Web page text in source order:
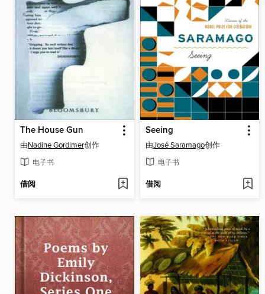
The House Gun
由Nadine Gordimer创作
电子书
借阅
Seeing
由José Saramago创作
电子书
借阅